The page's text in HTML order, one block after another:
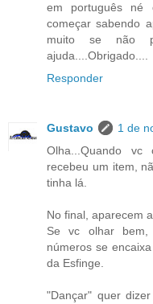
em português né
começar sabendo
muito se não
ajuda....Obrigado....
Responder
Gustavo
1 de
Olha...Quando
recebeu um item,
tinha lá.
No final, aparecem
Se vc olhar bem,
números se
da Esfinge.
"Dançar" quer